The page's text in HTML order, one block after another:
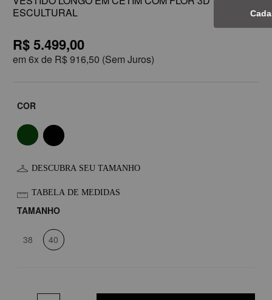
ESCULTURAL
R$ 5.499,00
em 6x de R$ 916,50 (Sem Juros)
COR
DESCUBRA SEU TAMANHO
TABELA DE MEDIDAS
TAMANHO
38 40